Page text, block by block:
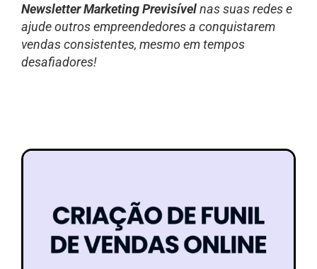
Newsletter Marketing Previsívelnas suas redes e
ajude outros empreendedores a conquistarem
vendas consistentes, mesmo em tempos
desafiadores!